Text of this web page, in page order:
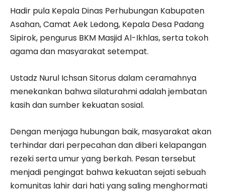
Hadir pula Kepala Dinas Perhubungan Kabupaten
Asahan, Camat Aek Ledong, Kepala Desa Padang
Sipirok, pengurus BKM Masjid Al-Ikhlas, serta tokoh
agama dan masyarakat setempat.
Ustadz Nurul Ichsan Sitorus dalam ceramahnya
menekankan bahwa silaturahmi adalah jembatan
kasih dan sumber kekuatan sosial.
Dengan menjaga hubungan baik, masyarakat akan
terhindar dari perpecahan dan diberi kelapangan
rezeki serta umur yang berkah. Pesan tersebut
menjadi pengingat bahwa kekuatan sejati sebuah
komunitas lahir dari hati yang saling menghormati